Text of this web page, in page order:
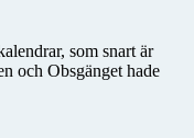
som snart är
och Obsgänget hade